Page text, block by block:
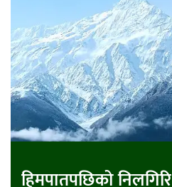
हिमपातपछिको निलगिरि